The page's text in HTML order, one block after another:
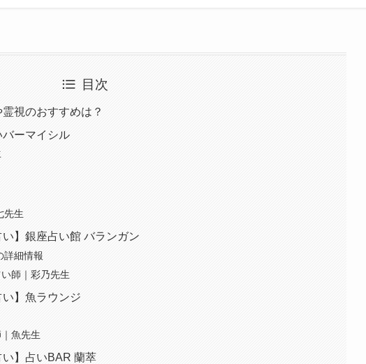
目次
視のおすすめは？
ーマイシル
先生
い】銀座占い館 バランガン
詳細情報
師｜彩乃先生
い】魚ラウンジ
魚先生
い】占いBAR 蘭萃